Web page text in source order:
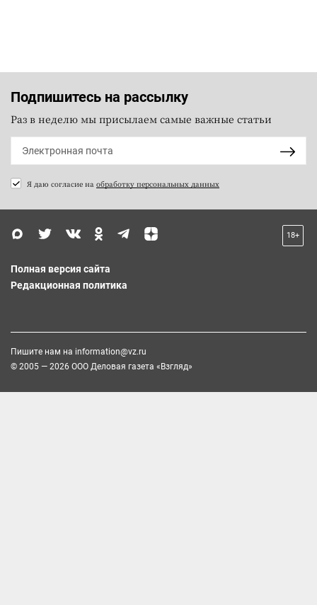
Подпишитесь на рассылку
Раз в неделю мы присылаем самые важные статьи
Я даю согласие на обработку персональных данных
18+
Полная версия сайта
Редакционная политика
Пишите нам на information@vz.ru
© 2005 — 2026 ООО Деловая газета «Взгляд»